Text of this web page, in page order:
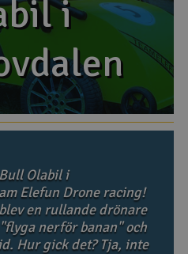
i
i
Olabil i
Elefun Drone racing!
en rullande drönare
nerför banan" och
Hur gick det? Tja, inte